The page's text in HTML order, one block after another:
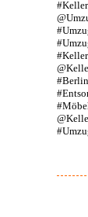
#Keller
#Berlin